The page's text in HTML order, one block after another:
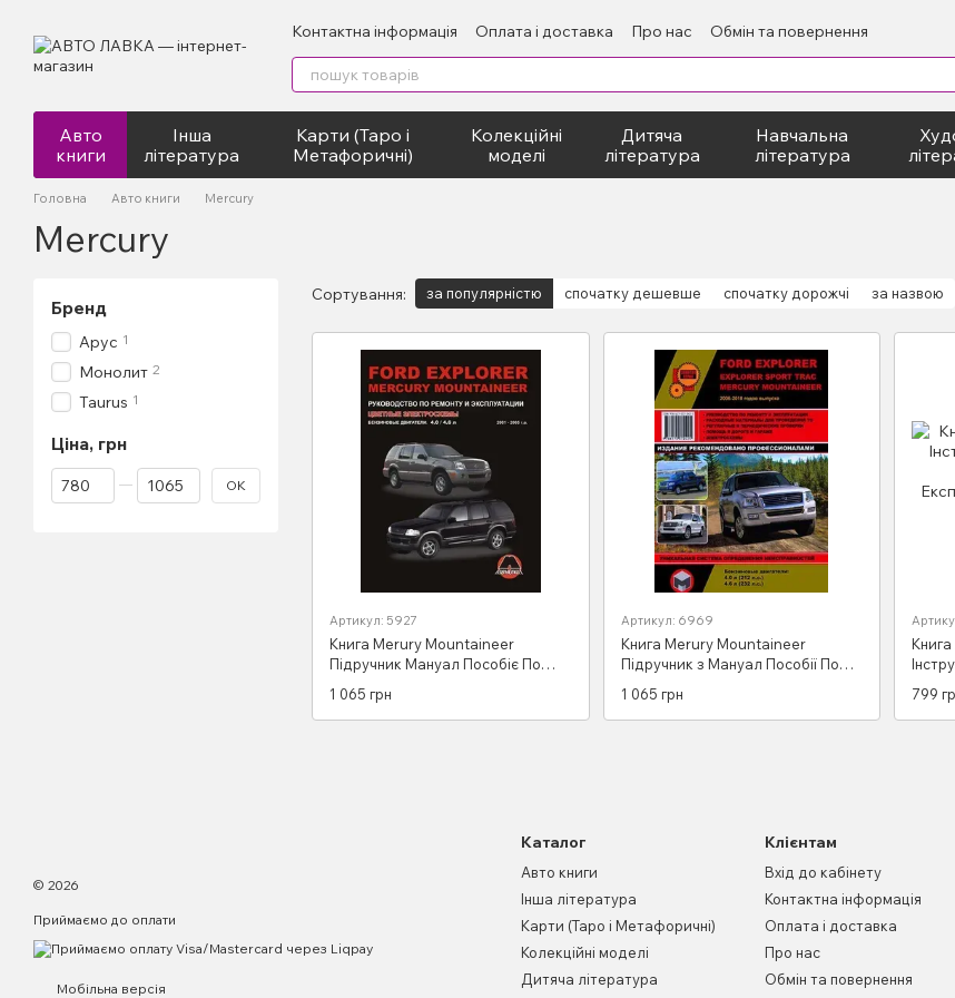
Контактна інформація Оплата і доставка Про нас Обмін та повернення
Авто
книги
Інша
література
Карти (Таро і
Метафоричні)
Колекційні
моделі
Дитяча
література
Навчальна
література
Головна Авто книги Mercury
Mercury
Сортування: за популярністю спочатку дешевше спочатку дорожчі за назвою
Артикул: 5927
Книга Merury Mountaineer
Підручник Мануал Пособіє По
2001 бензин
1 065 грн
Артикул: 6969
Книга Merury Mountaineer
Підручник з Мануал Пособії По
1 065 грн
схеми
799
Бренд
Арус 1
Монолит 2
Taurus 1
Ціна, грн
Від Ціна, грн
До Ціна, грн ОК
© 2026
Приймаємо до оплати
Мобільна версія
Каталог
Авто книги
Інша література
Карти (Таро і Метафоричні)
Колекційні моделі
Дитяча література
Клієнтам
Вхід до кабінету
Контактна інформація
Оплата і доставка
Про нас
Обмін та повернення